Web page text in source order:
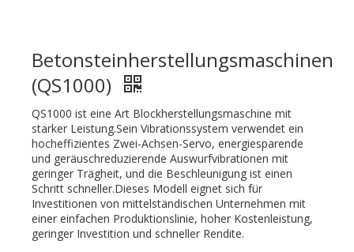
Betonsteinherstellungsmaschinen
(QS1000)
QS1000 ist eine Art Blockherstellungsmaschine mit
starker Leistung.Sein Vibrationssystem verwendet ein
hocheffizientes Zwei-Achsen-Servo, energiesparende
und geräuschreduzierende Auswurfvibrationen mit
geringer Trägheit, und die Beschleunigung ist einen
Schritt schneller.Dieses Modell eignet sich für
Investitionen von mittelständischen Unternehmen mit
einer einfachen Produktionslinie, hoher Kostenleistung,
geringer Investition und schneller Rendite.